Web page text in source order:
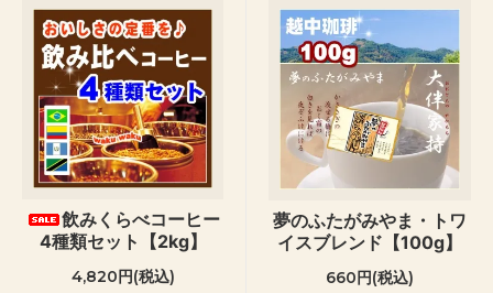
飲みくらべコーヒー
4種類セット【2kg】
4,820円(税込)
夢のふたがみやま・トワ
イスブレンド【100g】
660円(税込)